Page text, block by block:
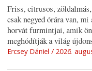
Friss, citrusos,
csak negyed órára van,
horvát furmintjai, amik
meghódítják a világ
Ercsey Dániel 2026.